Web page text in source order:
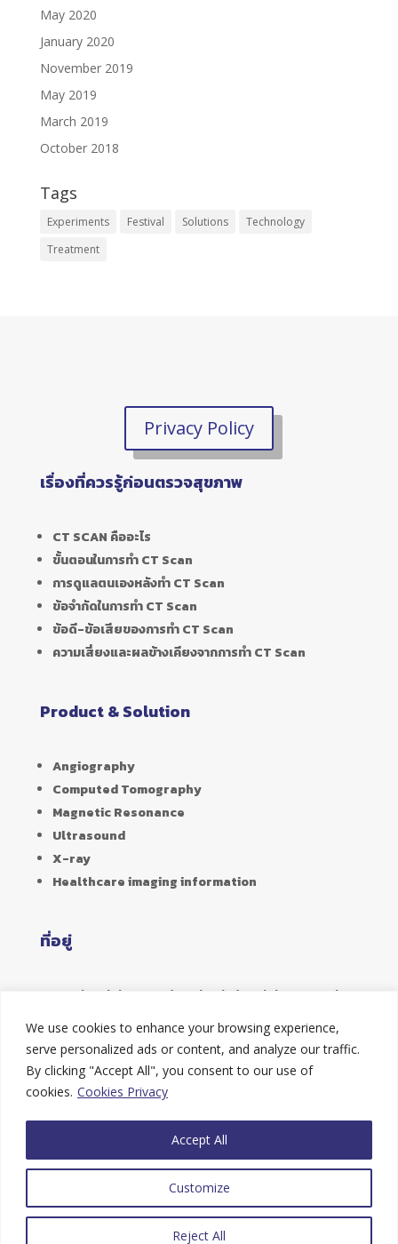
We use cookies to enhance your browsing experience,
serve personalized ads or content, and analyze our traffic.
By clicking "Accept All", you consent to our use of
cookies. Cookies Privacy
Customize
Reject All
Accept All
May 2020
January 2020
November 2019
May 2019
March 2019
October 2018
Tags
Experiments Festival Solutions
Technology
Treatment
Privacy Policy
เรื่องที่ควรรู้ก่อนตรวจสุขภาพ
CT SCAN คืออะไร
ขั้นตอนในการทำ CT Scan
การดูแลตนเองหลังทำ CT Scan
ข้อจำกัดในการทำ CT Scan
ข้อดี-ข้อเสียของการทำ CT Scan
ความเสี่ยงและผลข้างเคียงจากการทำ CT Scan
Product & Solution
Angiography
Computed Tomography
Magnetic Resonance
Ultrasound
X-ray
Healthcare imaging information
ที่อยู่
356 Soi Ladphrao 94 (Panjamitr) Ladphrao Road,
Wangthonglang, Bangkok 10310
Hotline
Fax : 02-9347331
Copyright © 2019 – HealthCare Enterprises